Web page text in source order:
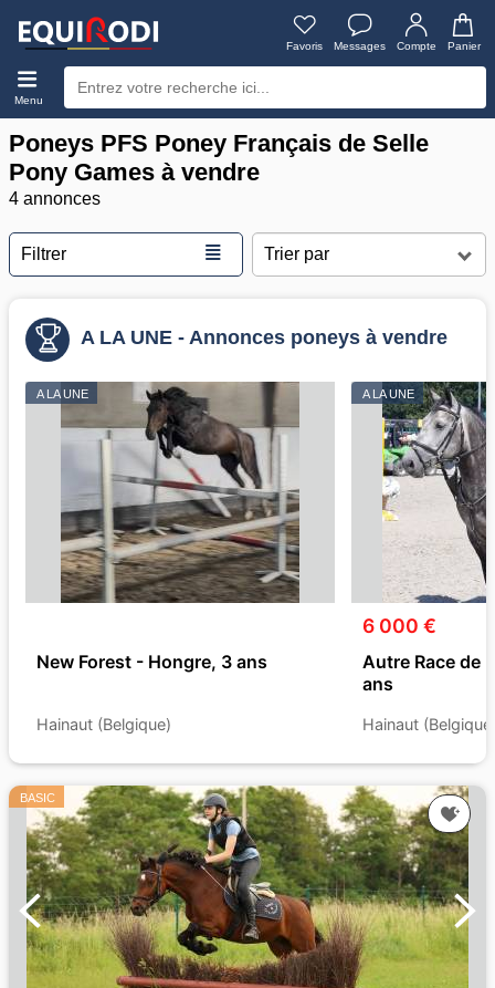
Favoris Messages Compte Panier
Menu
Poneys PFS Poney Français de Selle
Pony Games à vendre
4 annonces
Filtrer ≣
A LA UNE - Annonces poneys à vendre
A LA UNE
New Forest - Hongre, 3 ans
Hainaut (Belgique)
A LA UNE
6 000 €
Autre Race de
ans
Hainaut
BASIC